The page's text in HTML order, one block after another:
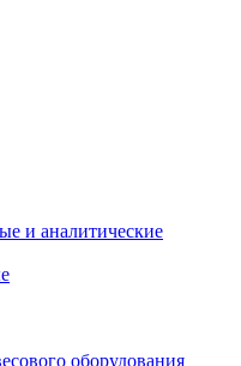
и аналитические
оборудования